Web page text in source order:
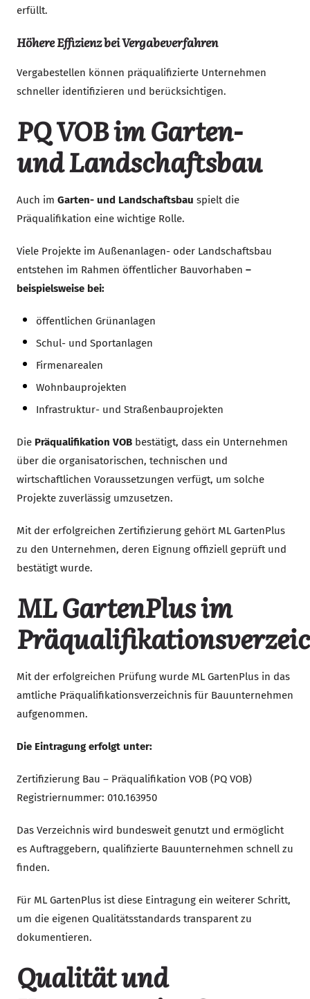
erfüllt.
Höhere Effizienz bei Vergabeverfahren
Vergabestellen können präqualifizierte Unternehmen
schneller identifizieren und berücksichtigen.
PQ VOB im Garten-
und Landschaftsbau
Auch im Garten- und Landschaftsbau spielt die
Präqualifikation eine wichtige Rolle.
Viele Projekte im Außenanlagen- oder Landschaftsbau
entstehen im Rahmen öffentlicher Bauvorhaben –
beispielsweise bei:
öffentlichen Grünanlagen
Schul- und Sportanlagen
Firmenarealen
Wohnbauprojekten
Infrastruktur- und Straßenbauprojekten
Die Präqualifikation VOB bestätigt, dass ein Unternehmen
über die organisatorischen, technischen und
wirtschaftlichen Voraussetzungen verfügt, um solche
Projekte zuverlässig umzusetzen.
Mit der erfolgreichen Zertifizierung gehört ML GartenPlus
zu den Unternehmen, deren Eignung offiziell geprüft und
bestätigt wurde.
ML GartenPlus im
Mit der erfolgreichen Prüfung wurde ML GartenPlus in das
amtliche Präqualifikationsverzeichnis für Bauunternehmen
aufgenommen.
Die Eintragung erfolgt unter:
Zertifizierung Bau – Präqualifikation VOB (PQ VOB)
Registriernummer: 010.163950
Das Verzeichnis wird bundesweit genutzt und ermöglicht
es Auftraggebern, qualifizierte Bauunternehmen schnell zu
finden.
Für ML GartenPlus ist diese Eintragung ein weiterer Schritt,
um die eigenen Qualitätsstandards transparent zu
dokumentieren.
Qualität und